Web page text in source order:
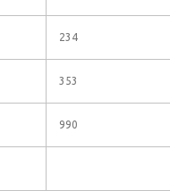
234
353
990